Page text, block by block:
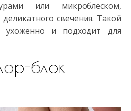
или микроблеском,
свечения. Такой
ухоженно и подходит для
блок